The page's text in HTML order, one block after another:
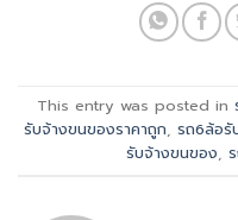
This entry was posted in
รับจ้างขนของราคาถูก, รถ6ล้อรั
รับจ้างขนของ,